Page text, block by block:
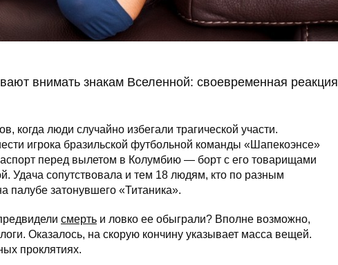
внимать знакам Вселенной: своевременная реакция
когда люди случайно избегали трагической участи.
игрока бразильской футбольной команды «Шапекоэнсе»
перед вылетом в Колумбию — борт с его товарищами
Удача сопутствовала и тем 18 людям, кто по разным
палубе затонувшего «Титаника».
смерть и ловко ее обыграли? Вполне возможно,
Оказалось, на скорую кончину указывает масса вещей.
проклятиях.